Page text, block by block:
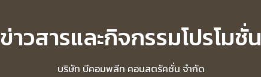
ข่าวสารและกิจกรรมโปรโมชั่น
บริษัท บีคอมพลีท คอนสตรัคชั่น จำกัด